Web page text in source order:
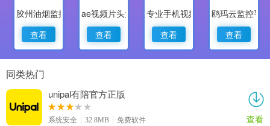
胶州油烟监控
查看
ae视频片头大师
查看
专业手机视频监控
查看
鸥玛云监控平
查看
同类热门
unipal有陪官方正版
系统安全 32.8MB 免费软件 查看